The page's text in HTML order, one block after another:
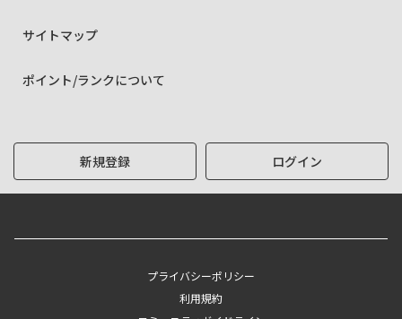
サイトマップ
ポイント/ランクについて
新規登録 ログイン
プライバシーポリシー
利用規約